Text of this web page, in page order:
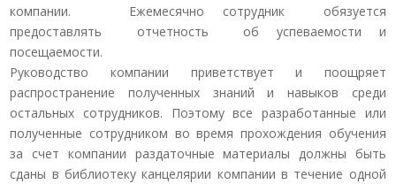
компании. Ежемесячно сотрудник обязуется
предоставлять отчетность об успеваемости и
посещаемости.
Руководство компании приветствует и поощряет
распространение полученных знаний и навыков среди
остальных сотрудников. Поэтому все разработанные или
полученные сотрудником во время прохождения обучения
за счет компании раздаточные материалы должны быть
сданы в библиотеку канцелярии компании в течение одной